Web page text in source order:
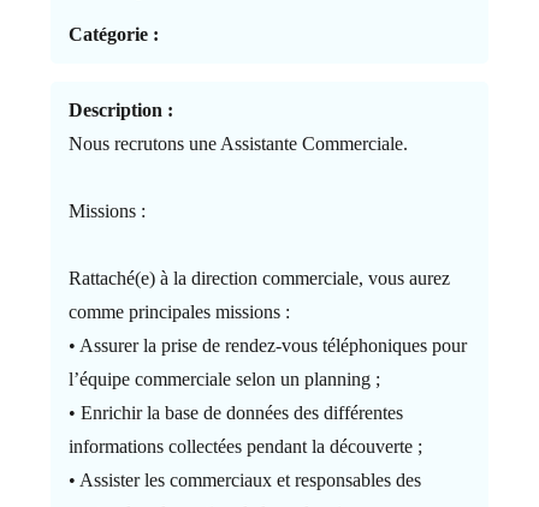
Catégorie :
Description :
Nous recrutons une Assistante Commerciale.
Missions :
Rattaché(e) à la direction commerciale, vous aurez
comme principales missions :
• Assurer la prise de rendez-vous téléphoniques pour
l’équipe commerciale selon un planning ;
• Enrichir la base de données des différentes
informations collectées pendant la découverte ;
• Assister les commerciaux et responsables des